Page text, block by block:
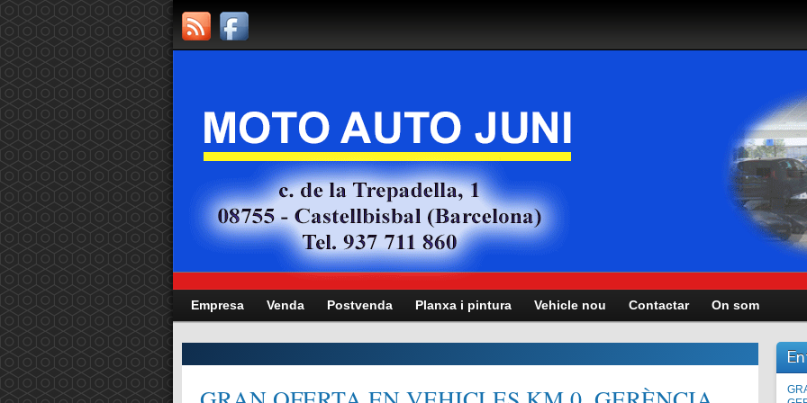
Empresa Venda Postvenda Planxa i pintura Vehicle nou Contactar On som